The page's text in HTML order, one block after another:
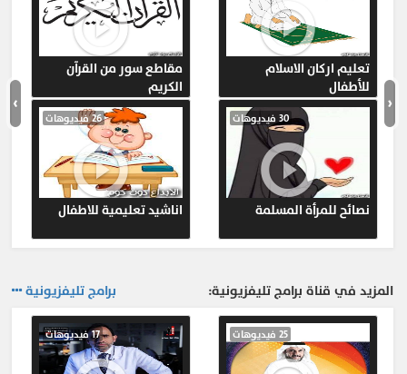
19- حلقة عن بداية العلاقة الزوجية
النفس و الحياة
638
20- حلقة تأملات في الحب 1
المزيد ...
تعليم اركان الاسلام
للأطفال
مقاطع سور من القرآن
الكريم
نصائح للمرأة المسلمة
30 فيديوهات
اناشيد تعليمية للاطفال
26 فيديوهات ‹
›
المزيد في قناة برامج تليفزيونية: برامج تليفزيونية
25 فيديوهات 17 فيديوهات